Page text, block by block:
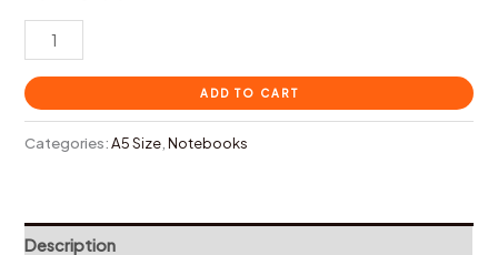
ADD TO CART
Categories:A5 Size,Notebooks
Description